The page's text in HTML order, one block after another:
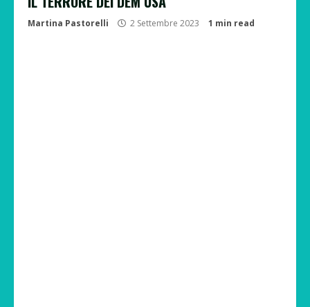
Martina Pastorelli 2 Settembre 2023 1 min read